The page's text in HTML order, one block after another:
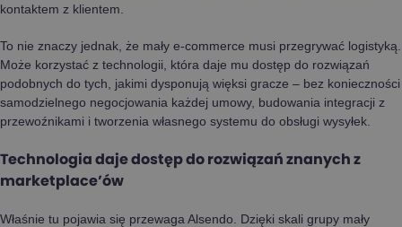
kontaktem z klientem.
To nie znaczy jednak, że mały e-commerce musi przegrywać logistyką.
Może korzystać z technologii, która daje mu dostęp do rozwiązań
podobnych do tych, jakimi dysponują więksi gracze – bez konieczności
samodzielnego negocjowania każdej umowy, budowania integracji z
przewoźnikami i tworzenia własnego systemu do obsługi wysyłek.
Technologia daje dostęp do rozwiązań znanych z
marketplace’ów
Właśnie tu pojawia się przewaga Alsendo. Dzięki skali grupy mały